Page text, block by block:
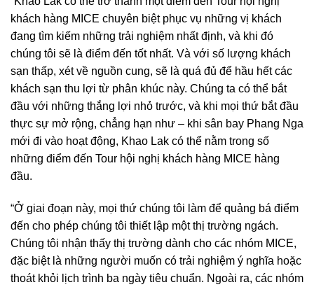
khách hàng MICE chuyên biệt phục vụ những vị khách
đang tìm kiếm những trải nghiệm nhất định, và khi đó
chúng tôi sẽ là điểm đến tốt nhất. Và với số lượng khách
sạn thấp, xét về nguồn cung, sẽ là quá đủ để hầu hết các
khách sạn thu lợi từ phân khúc này. Chúng ta có thể bắt
đầu với những thắng lợi nhỏ trước, và khi mọi thứ bắt đầu
thực sự mở rộng, chẳng hạn như – khi sân bay Phang Nga
mới đi vào hoạt động, Khao Lak có thể nằm trong số
những điểm đến Tour hội nghị khách hàng MICE hàng
đầu.
“Ở giai đoạn này, mọi thứ chúng tôi làm để quảng bá điểm
đến cho phép chúng tôi thiết lập một thị trường ngách.
Chúng tôi nhận thấy thị trường dành cho các nhóm MICE,
đặc biệt là những người muốn có trải nghiệm ý nghĩa hoặc
thoát khỏi lịch trình ba ngày tiêu chuẩn. Ngoài ra, các nhóm